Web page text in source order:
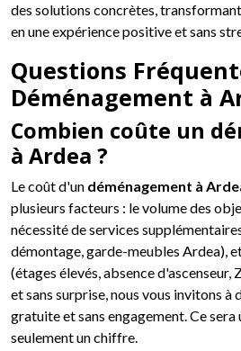
des solutions concrètes,
en une expérience positive et sans
Questions
Déménagement à
Combien coûte un
à Ardea ?
Le coût d'un déménagement à
plusieurs facteurs : le volume des
nécessité de services
démontage, garde-meubles Ardea),
(étages élevés, absence d'ascenseur,
et sans surprise, nous vous invitons à
gratuite et sans engagement. Ce sera
seulement un chiffre.